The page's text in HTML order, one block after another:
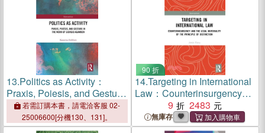
13.Politics as Activity：
Praxis, Poiesis, and Gesture
in the Work of Giorgio
Agamben
若需訂購本書，請電洽客服 02-
25006600[分機130、131]。
90 折
14.Targeting in International
Law：Counterinsurgency
and the Legal Materiality of
the Principle of Distinction
9 2483
無庫存